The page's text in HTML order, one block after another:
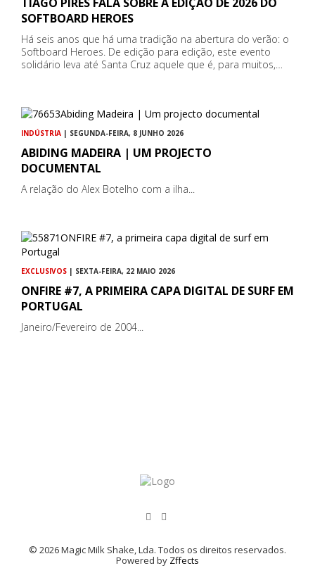
SOFTBOARD HEROES
Há seis anos que há uma tradição na abertura do verão: o
Softboard Heroes. De edição para edição, este evento
solidário leva até Santa Cruz aquele que é, para muitos,…
INDÚSTRIA | SEGUNDA-FEIRA, 8 JUNHO 2026
ABIDING MADEIRA | UM PROJECTO
DOCUMENTAL
A relação do Alex Botelho com a ilha...
EXCLUSIVOS | SEXTA-FEIRA, 22 MAIO 2026
ONFIRE #7, A PRIMEIRA CAPA DIGITAL DE SURF EM
PORTUGAL
Janeiro/Fevereiro de 2004...
© 2026 Magic Milk Shake, Lda. Todos os direitos reservados.
Powered by Zffects